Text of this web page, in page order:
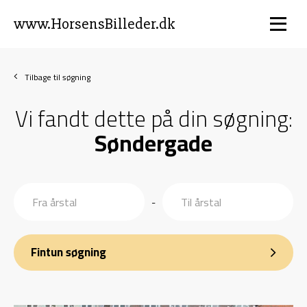
www.HorsensBilleder.dk
Tilbage til søgning
Vi fandt dette på din søgning:
Søndergade
-
Fintun søgning